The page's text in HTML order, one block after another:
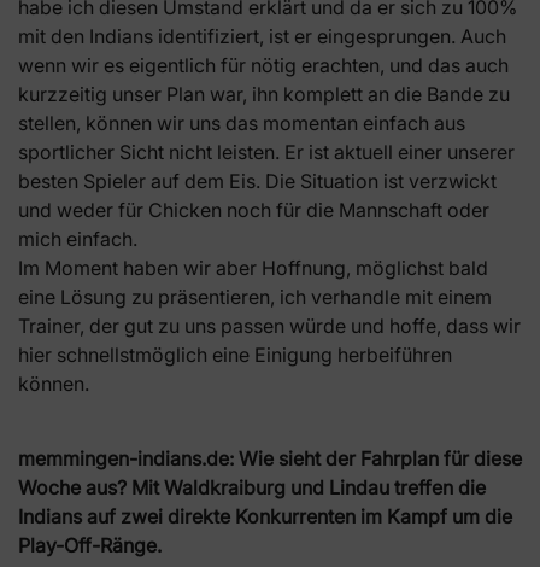
habe ich diesen Umstand erklärt und da er sich zu 100%
mit den Indians identifiziert, ist er eingesprungen. Auch
wenn wir es eigentlich für nötig erachten, und das auch
kurzzeitig unser Plan war, ihn komplett an die Bande zu
stellen, können wir uns das momentan einfach aus
sportlicher Sicht nicht leisten. Er ist aktuell einer unserer
besten Spieler auf dem Eis. Die Situation ist verzwickt
und weder für Chicken noch für die Mannschaft oder
mich einfach.
Im Moment haben wir aber Hoffnung, möglichst bald
eine Lösung zu präsentieren, ich verhandle mit einem
Trainer, der gut zu uns passen würde und hoffe, dass wir
hier schnellstmöglich eine Einigung herbeiführen
können.
memmingen-indians.de: Wie sieht der Fahrplan für diese
Woche aus? Mit Waldkraiburg und Lindau treffen die
Indians auf zwei direkte Konkurrenten im Kampf um die
Play-Off-Ränge.